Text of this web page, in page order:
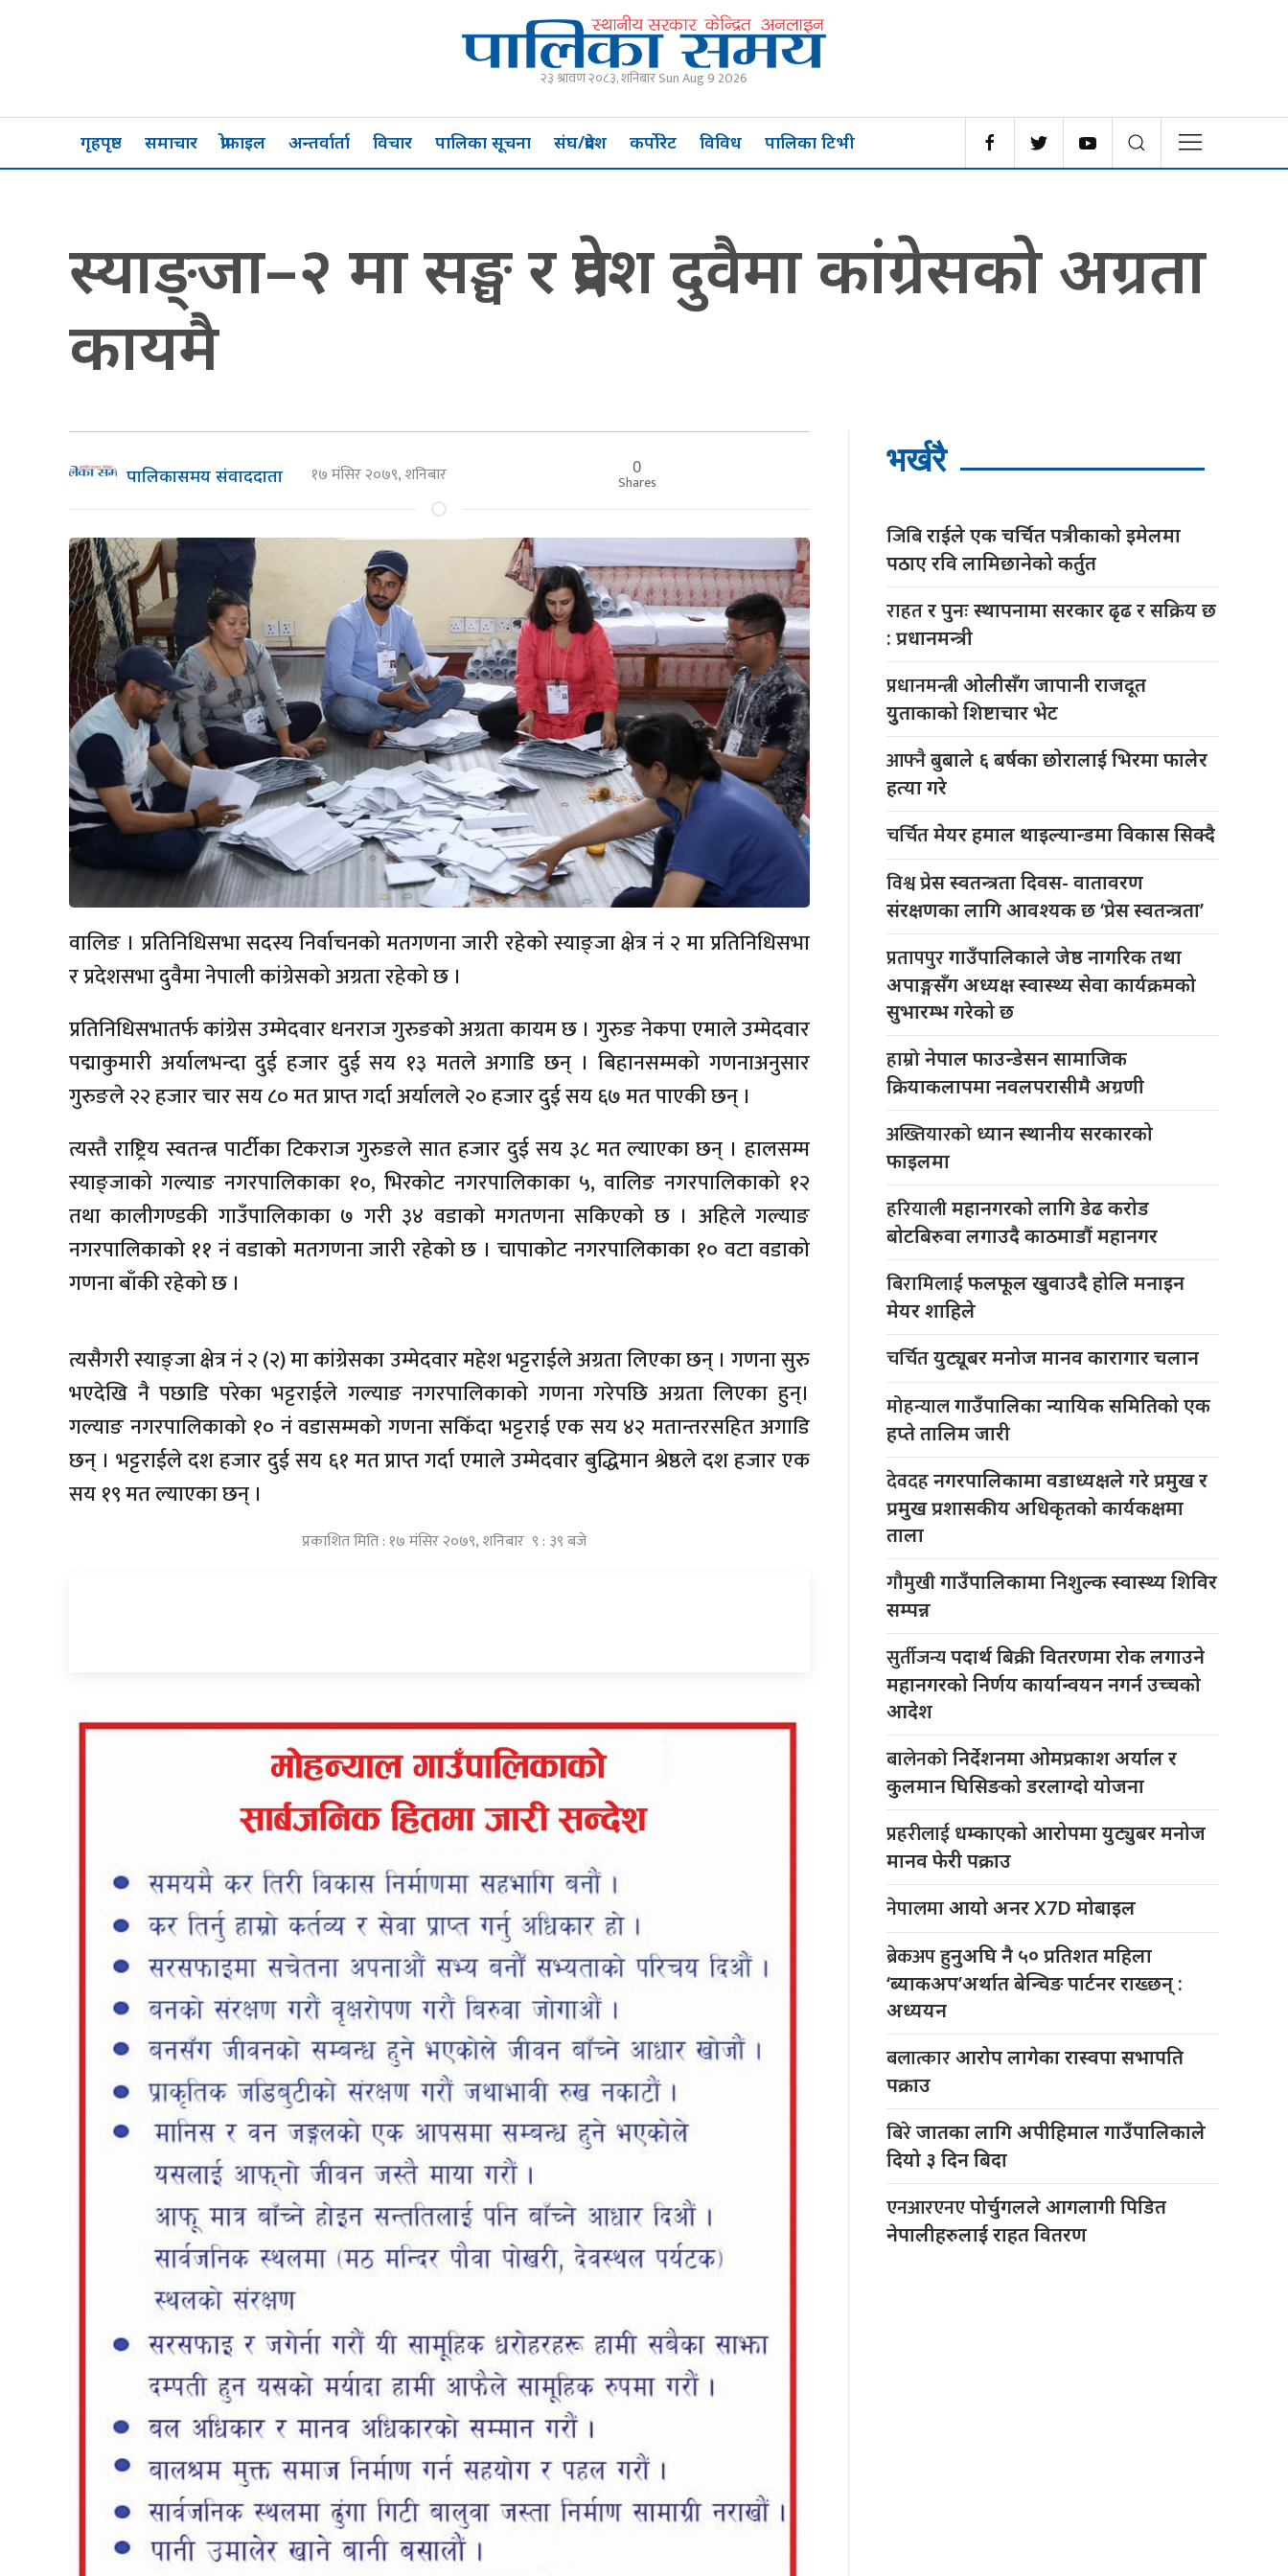
२३ श्रावण २०८३, शनिबार Sun Aug 9 2026
गृहपृष्ठ समाचार प्रोफाइल अन्तर्वार्ता विचार पालिका सूचना संघ/प्रदेश कर्पोरेट विविध पालिका टिभी
स्याङ्जा–२ मा सङ्घ र प्रदेश दुवैमा कांग्रेसको अग्रता
कायमै
पालिकासमय संवाददाता १७ मंसिर २०७९, शनिबार 0
Shares
वालिङ । प्रतिनिधिसभा सदस्य निर्वाचनको मतगणना जारी रहेको स्याङ्जा क्षेत्र नं २ मा प्रतिनिधिसभा
र प्रदेशसभा दुवैमा नेपाली कांग्रेसको अग्रता रहेको छ ।
प्रतिनिधिसभातर्फ कांग्रेस उम्मेदवार धनराज गुरुङको अग्रता कायम छ । गुरुङ नेकपा एमाले उम्मेदवार
पद्माकुमारी अर्यालभन्दा दुई हजार दुई सय १३ मतले अगाडि छन् । बिहानसम्मको गणनाअनुसार
गुरुङले २२ हजार चार सय ८० मत प्राप्त गर्दा अर्यालले २० हजार दुई सय ६७ मत पाएकी छन् ।
त्यस्तै राष्ट्रिय स्वतन्त्र पार्टीका टिकराज गुरुङले सात हजार दुई सय ३८ मत ल्याएका छन् । हालसम्म
स्याङ्जाको गल्याङ नगरपालिकाका १०, भिरकोट नगरपालिकाका ५, वालिङ नगरपालिकाको १२
तथा कालीगण्डकी गाउँपालिकाका ७ गरी ३४ वडाको मगतणना सकिएको छ । अहिले गल्याङ
नगरपालिकाको ११ नं वडाको मतगणना जारी रहेको छ । चापाकोट नगरपालिकाका १० वटा वडाको
गणना बाँकी रहेको छ ।
त्यसैगरी स्याङ्जा क्षेत्र नं २ (२) मा कांग्रेसका उम्मेदवार महेश भट्टराईले अग्रता लिएका छन् । गणना सुरु
भएदेखि नै पछाडि परेका भट्टराईले गल्याङ नगरपालिकाको गणना गरेपछि अग्रता लिएका हुन्।
गल्याङ नगरपालिकाको १० नं वडासम्मको गणना सकिँदा भट्टराई एक सय ४२ मतान्तरसहित अगाडि
छन् । भट्टराईले दश हजार दुई सय ६१ मत प्राप्त गर्दा एमाले उम्मेदवार बुद्धिमान श्रेष्ठले दश हजार एक
सय १९ मत ल्याएका छन् ।
प्रकाशित मिति : १७ मंसिर २०७९, शनिबार ९ : ३९ बजे
भर्खरै
जिबिराईले एक चर्चित पत्रीकाको इमेलमा
पठाए रवि लामिछानेको कर्तुत
राहतर पुनः स्थापनामा सरकार ढृढ र सक्रिय छ
: प्रधानमन्त्री
प्रधानमन्त्रीओलीसँग जापानी राजदूत
युुताकाको शिष्टाचार भेट
आफ्नैबुबाले ६ बर्षका छोरालाई भिरमा फालेर
हत्या गरे
चर्चितमेयर हमाल थाइल्यान्डमा विकास सिक्दै
विश्वप्रेस स्वतन्त्रता दिवस- वातावरण
संरक्षणका लागि आवश्यक छ ‘प्रेस स्वतन्त्रता’
प्रतापपुरगाउँपालिकाले जेष्ठ नागरिक तथा
अपाङ्गसँग अध्यक्ष स्वास्थ्य सेवा कार्यक्रमको
सुभारम्भ गरेको छ
हाम्रोनेपाल फाउन्डेसन सामाजिक
क्रियाकलापमा नवलपरासीमै अग्रणी
अख्तियारको ध्यान स्थानीय सरकारको
फाइलमा
हरियालीमहानगरको लागि डेढ करोड
बोटबिरुवा लगाउदै काठमाडौं महानगर
बिरामिलाईफलफूल खुवाउदै होलि मनाइन
मेयर शाहिले
चर्चितयुट्यूबर मनोज मानव कारागार चलान
मोहन्यालगाउँपालिका न्यायिक समितिको एक
हप्ते तालिम जारी
देवदहनगरपालिकामा वडाध्यक्षले गरे प्रमुख र
प्रमुख प्रशासकीय अधिकृतको कार्यकक्षमा
ताला
गौमुखीगाउँपालिकामा निशुल्क स्वास्थ्य शिविर
सम्पन्न
सुर्तीजन्यपदार्थ बिक्री वितरणमा रोक लगाउने
महानगरको निर्णय कार्यान्वयन नगर्न उच्चको
आदेश
बालेनकोनिर्देशनमा ओमप्रकाश अर्याल र
कुलमान घिसिङको डरलाग्दो योजना
प्रहरीलाई धम्काएको आरोपमा युट्युबर मनोज
मानव फेरी पक्राउ
नेपालमाआयो अनर X7D मोबाइल
ब्रेकअपहुनुअघि नै ५० प्रतिशत महिला
‘ब्याकअप’अर्थात बेन्चिङ पार्टनर राख्छन् :
अध्ययन
बलात्कारआरोप लागेका रास्वपा सभापति
पक्राउ
बिरेजातका लागि अपीहिमाल गाउँपालिकाले
दियो ३ दिन बिदा
एनआरएनएपोर्चुगलले आगलागी पिडित
नेपालीहरुलाई राहत वितरण